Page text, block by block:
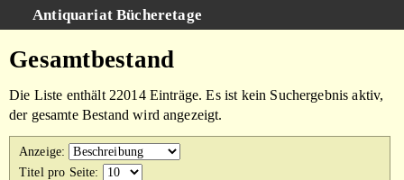
Antiquariat Bücheretage
Gesamtbestand
Warenkorb
Gesamtbestand
Die Liste enthält 22014 Einträge. Es ist kein Suchergebnis aktiv,
der gesamte Bestand wird angezeigt.
Anzeige:
Titel pro Seite: